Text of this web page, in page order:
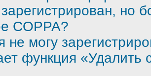
но
COPPA?
не могу
функция «Удалить